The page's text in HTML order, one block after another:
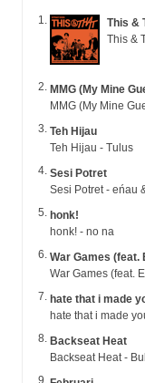
This &
This &
MMG (My Mine
MMG (My Mine
Teh Hijau
Teh Hijau - Tulus
Sesi Potret
Sesi Potret - eńau
honk!
honk! - no na
War Games (feat.
hate that i made
Backseat Heat
Backseat Heat -